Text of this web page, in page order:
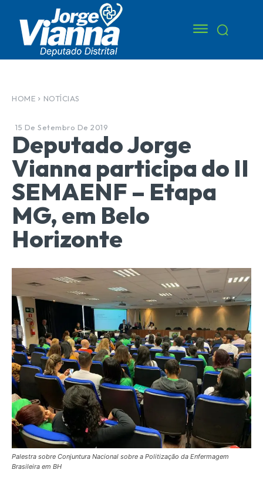
HOME NOTÍCIAS
15 De Setembro De 2019
Deputado Jorge
Vianna participa do II
SEMAENF – Etapa
MG, em Belo
Horizonte
Palestra sobre Conjuntura Nacional sobre a Politização da Enfermagem
Brasileira em BH